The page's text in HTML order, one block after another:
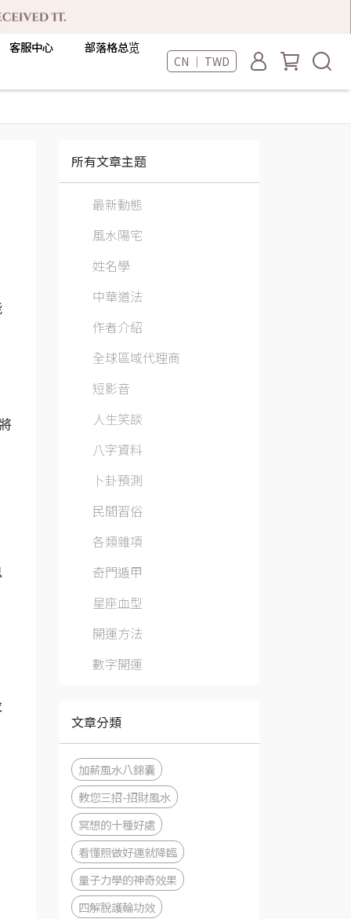
客服中心 部落格总览
CN ｜ TWD
所有文章主题
最新動態
風水陽宅
姓名學
中華道法
作者介紹
全球區域代理商
短影音
人生笑談
八字資料
卜卦預測
民間習俗
各類雜項
奇門遁甲
星座血型
開運方法
數字開運
文章分類
加薪風水八錦囊
教您三招-招財風水
冥想的十種好處
看懂照做好運就降臨
量子力學的神奇效果
四解脫護輪功效